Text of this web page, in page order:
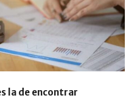
la de encontrar